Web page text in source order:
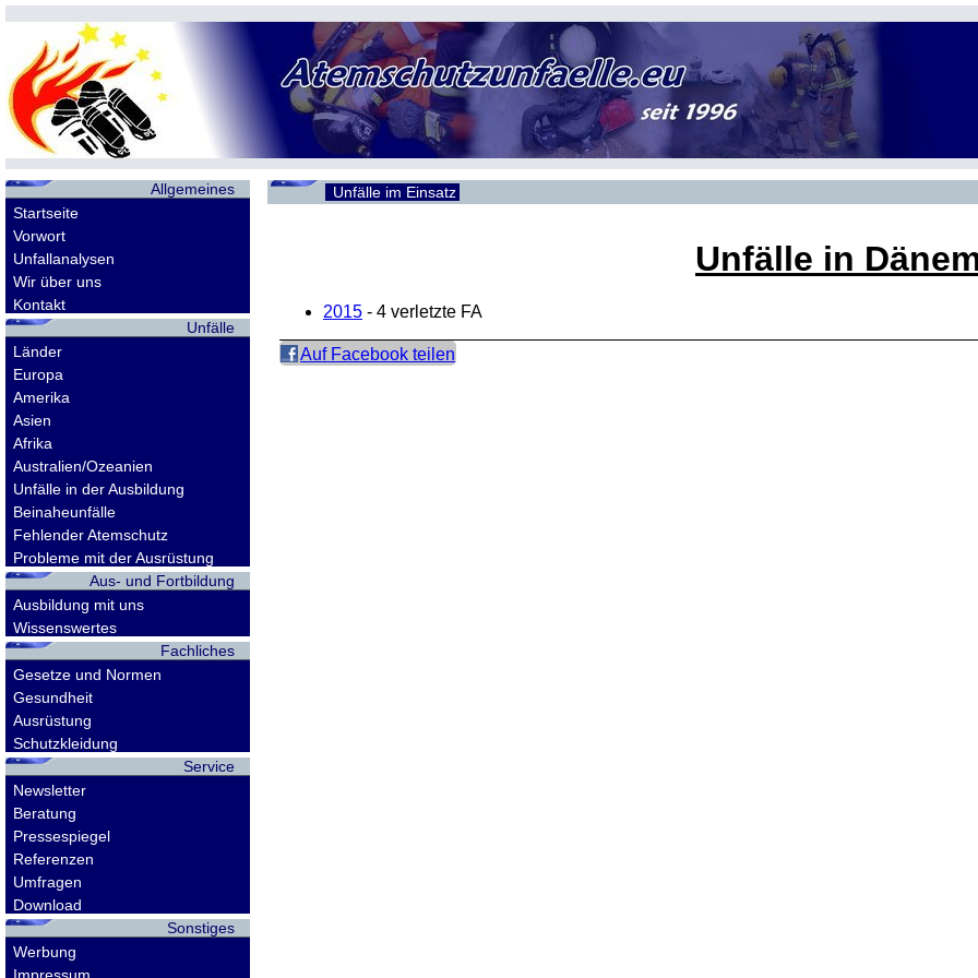
Allgemeines
Startseite
Vorwort
Unfallanalysen
Wir über uns
Kontakt
Unfälle
Länder
Europa
Amerika
Asien
Afrika
Australien/Ozeanien
Unfälle in der Ausbildung
Beinaheunfälle
Fehlender Atemschutz
Probleme mit der Ausrüstung
Aus- und Fortbildung
Ausbildung mit uns
Wissenswertes
Fachliches
Gesetze und Normen
Gesundheit
Ausrüstung
Schutzkleidung
Service
Newsletter
Beratung
Pressespiegel
Referenzen
Umfragen
Download
Sonstiges
Werbung
Unfälle im Einsatz
Unfälle in
2015 - 4 verletzte FA
Auf Facebook teilen